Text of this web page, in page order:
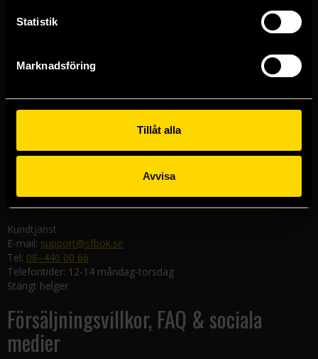
Statistik
Marknadsföring
Tillåt alla
Avvisa
Västerlånggatan 48
Göteborgsbutiken
Kungsgatan 19
Malmöbutiken
582 19 Linköping
Kundtjänst
E-mail: support@sfbok.se
Tel: 08–440 00 66
Telefontider: 12-14 måndag-torsdag
Stängt helger
Försäljningsvillkor, FAQ & sociala
medier